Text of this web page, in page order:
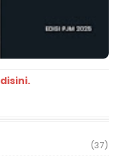
disini.
(37)